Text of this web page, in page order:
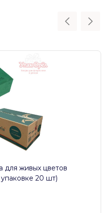
для живых цветов
20 шт)